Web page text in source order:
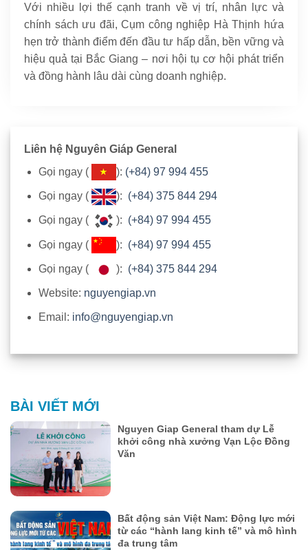
Với nhiều lợi thế cạnh tranh về vị trí, nhân lực và
chính sách ưu đãi, Cụm công nghiệp Hà Thịnh hứa
hẹn trở thành điểm đến đầu tư hấp dẫn, bền vững và
hiệu quả tại Bắc Giang – nơi hội tụ cơ hội phát triển
và đồng hành lâu dài cùng doanh nghiệp.
Liên hệ Nguyên Giáp General
Gọi ngay (
): (+84) 97 994 455
Gọi ngay ( ): (+84) 375 844 294
Gọi ngay ( ): (+84) 97 994 455
Gọi ngay ( ): (+84) 97 994 455
Gọi ngay ( ): (+84) 375 844 294
Website: nguyengiap.vn
Email: info@nguyengiap.vn
BÀI VIẾT MỚI
Nguyen Giap General tham dự Lễ
khởi công nhà xưởng Vạn Lộc Đồng
Văn
Bất động sản Việt Nam: Động lực mới
từ các “hành lang kinh tế” và mô hình
đa trung tâm